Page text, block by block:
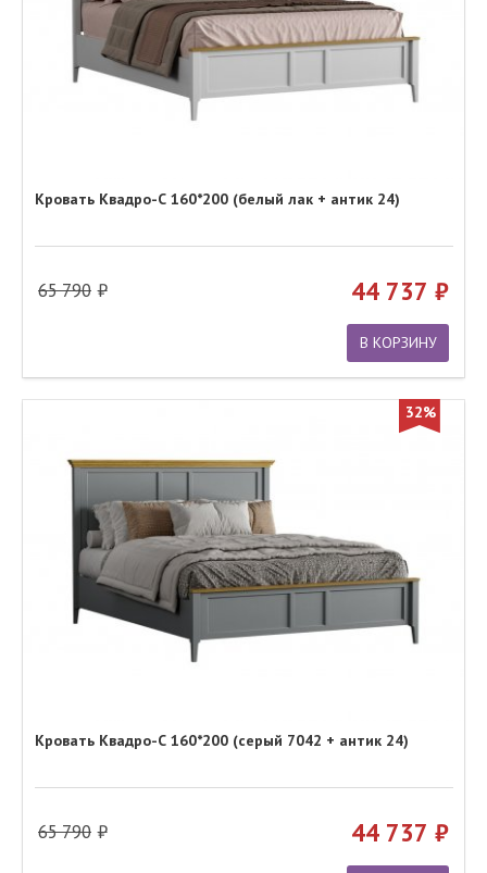
Кровать Квадро-С 160*200 (белый лак + антик 24)
65 790 44 737
В КОРЗИНУ
32%
Кровать Квадро-С 160*200 (серый 7042 + антик 24)
65 790 44 737